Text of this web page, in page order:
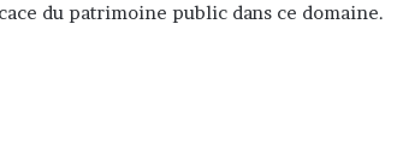
du patrimoine public dans ce domaine.